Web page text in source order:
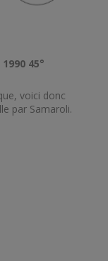
1990 45°
voici donc
par Samaroli.